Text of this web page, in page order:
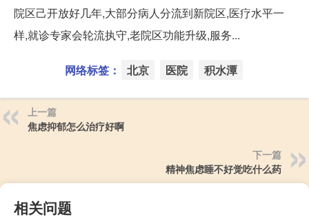
院区己开放好几年,大部分病人分流到新院区,医疗水平一
样,就诊专家会轮流执守,老院区功能升级,服务...
网络标签： 北京 医院 积水潭
上一篇
焦虑抑郁怎么治疗好啊
下一篇
精神焦虑睡不好觉吃什么药
相关问题